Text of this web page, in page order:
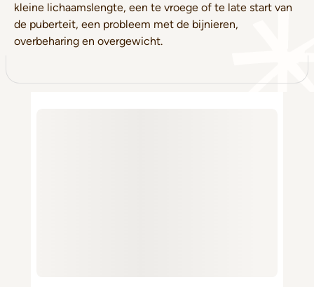
kleine lichaamslengte, een te vroege of te late start van
de puberteit, een probleem met de bijnieren,
overbeharing en overgewicht.